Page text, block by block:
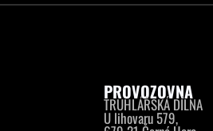
PROVOZOVNA
TRUHLÁŘSKÁ DÍLNA
U lihovaru 579,